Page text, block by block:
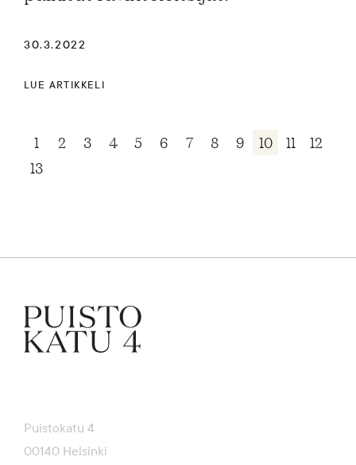
30.3.2022
LUE ARTIKKELI
1 2 3 4 5 6 7 8 9 10 11
12
13
Puistokatu 4
00140 Helsinki